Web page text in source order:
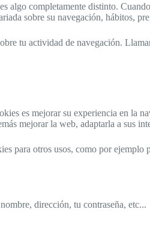
completamente distinto.
sobre su navegación, hábitos,
tu actividad de navegación.
es mejorar su experiencia en la
mejorar la web, adaptarla a sus
para otros usos, como por
dirección, tu contraseña, etc...